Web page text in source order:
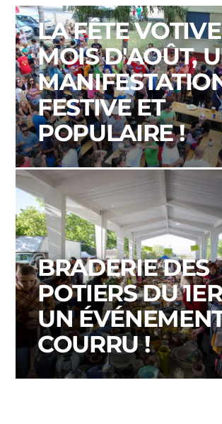
LA FÊTE
MOIS D'AOÛT,
FESTIVE ET
POPULAIRE !
BRADERIE DES
POTIERS DU
UN
COURRU !